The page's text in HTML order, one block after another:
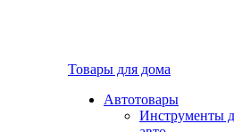
Товары для дома
Автотовары
Инструменты